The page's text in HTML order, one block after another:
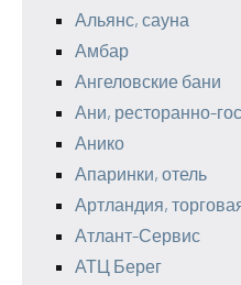
Альянс, сауна
Амбар
Ангеловские бани
Ани, ресторанно-
Анико
Апаринки, отель
Артландия,
Атлант-Сервис
АТЦ Берег